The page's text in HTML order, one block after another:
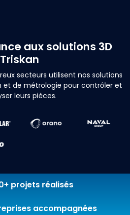
aux solutions 3D
Triskan
secteurs utilisent nos solutions
et de métrologie pour contrôler et
leurs pièces.
projets réalisés
accompagnées